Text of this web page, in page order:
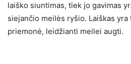
laiško siuntimas, tiek jo gavimas
siejančio meilės ryšio. Laiškas
priemonė, leidžianti meilei augti.